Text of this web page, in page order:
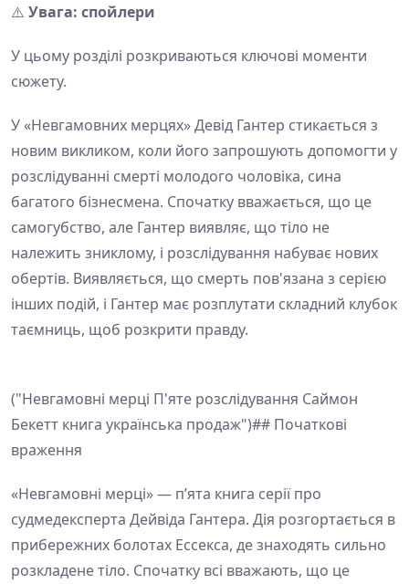
⚠️ Увага: спойлери
У цьому розділі розкриваються ключові моменти
сюжету.
У «Невгамовних мерцях» Девід Гантер стикається з
новим викликом, коли його запрошують допомогти у
розслідуванні смерті молодого чоловіка, сина
багатого бізнесмена. Спочатку вважається, що це
самогубство, але Гантер виявляє, що тіло не
належить зниклому, і розслідування набуває нових
обертів. Виявляється, що смерть пов'язана з серією
інших подій, і Гантер має розплутати складний клубок
таємниць, щоб розкрити правду.
("Невгамовні мерці П'яте розслідування Саймон
Бекетт книга українська продаж")## Початкові
враження
«Невгамовні мерці» — п’ята книга серії про
судмедексперта Дейвіда Гантера. Дія розгортається в
прибережних болотах Ессекса, де знаходять сильно
розкладене тіло. Спочатку всі вважають, що це